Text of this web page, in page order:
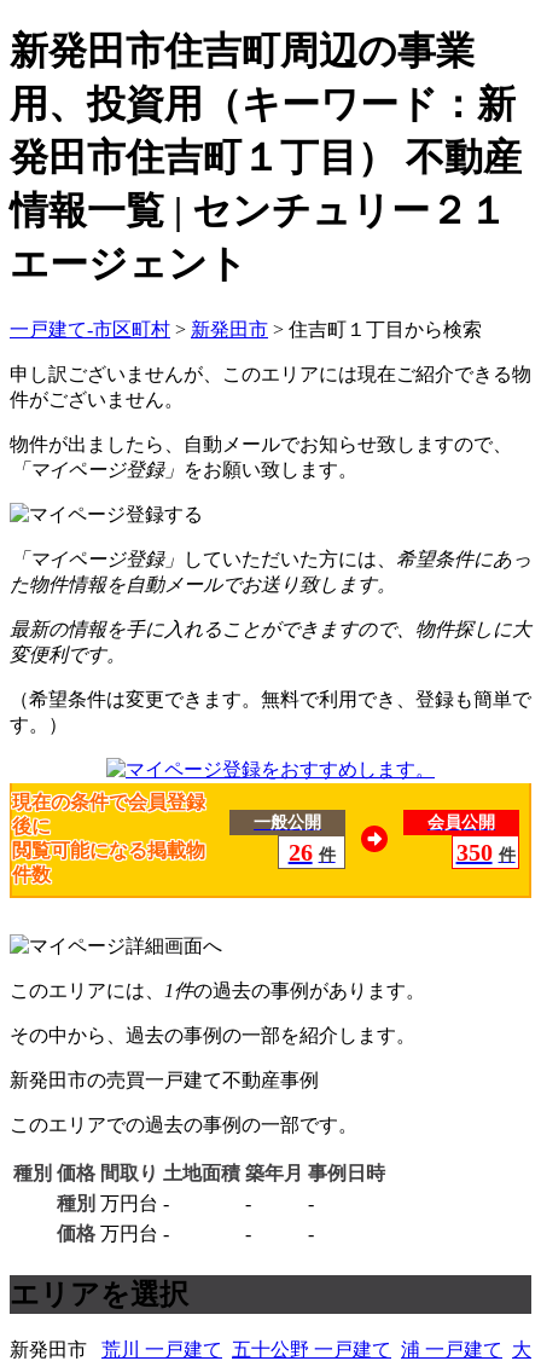
新発田市住吉町周辺の事業
用、投資用（キーワード：新
発田市住吉町１丁目） 不動産
情報一覧 | センチュリー２１
エージェント
一戸建て-市区町村 > 新発田市 > 住吉町１丁目から検索
申し訳ございませんが、このエリアには現在ご紹介できる物
件がございません。
物件が出ましたら、自動メールでお知らせ致しますので、
「マイページ登録」 をお願い致します。
「マイページ登録」 していただいた方には、 希望条件にあっ
た物件情報を自動メールでお送り致します。
最新の情報を手に入れることができますので、物件探しに大
変便利です。
（希望条件は変更できます。無料で利用でき、登録も簡単で
す。）
現在の条件で会員登録
後に
閲覧可能になる掲載物
件数
一般公開
26 件
会員公開
350 件
このエリアには、 1件の過去の事例があります。
その中から、過去の事例の一部を紹介します。
新発田市の売買一戸建て不動産事例
このエリアでの過去の事例の一部です。
種別 価格 間取り 土地面積 築年月 事例日時
種別 万円台 - -
-
価格 万円台 - - -
エリアを選択
新発田市 荒川 一戸建て 五十公野 一戸建て 浦 一戸建て
大